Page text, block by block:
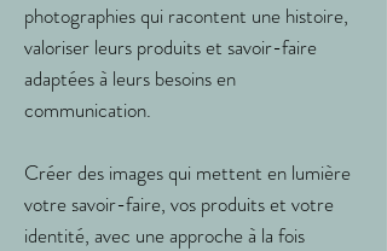
photographies qui racontent une histoire,
valoriser leurs produits et savoir-faire
adaptées à leurs besoins en
communication.
Créer des images qui mettent en lumière
votre savoir-faire, vos produits et votre
identité, avec une approche à la fois